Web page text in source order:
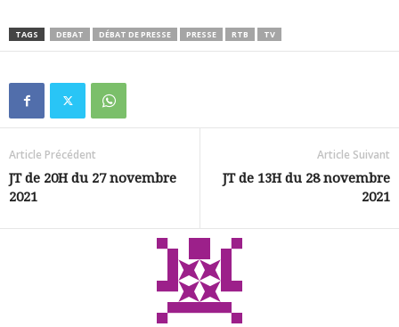
TAGS DEBAT DÉBAT DE PRESSE PRESSE RTB TV
Article Précédent
JT de 20H du 27 novembre
2021
Article Suivant
JT de 13H du 28 novembre
2021